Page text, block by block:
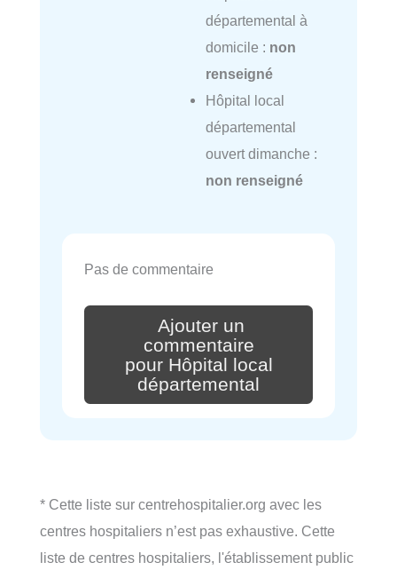
départemental à
domicile : non
renseigné
Hôpital local
départemental
ouvert dimanche :
non renseigné
Pas de commentaire
Ajouter un
commentaire
pour Hôpital local
départemental
* Cette liste sur centrehospitalier.org avec les
centres hospitaliers n’est pas exhaustive. Cette
liste de centres hospitaliers, l'établissement public